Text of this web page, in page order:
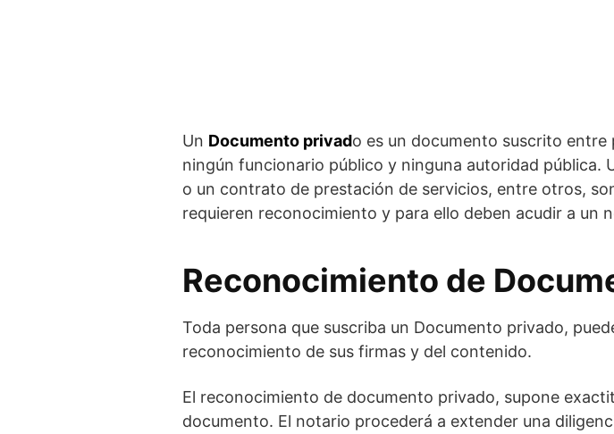
Un Documento privado es un documento suscrito entre
ningún funcionario público y ninguna autoridad
o un contrato de prestación de servicios, entre otros,
requieren reconocimiento y para ello deben acudir a un
Reconocimiento de
Toda persona que suscriba un Documento privado,
reconocimiento de sus firmas y del contenido.
El reconocimiento de documento privado, supone
documento. El notario procederá a extender una